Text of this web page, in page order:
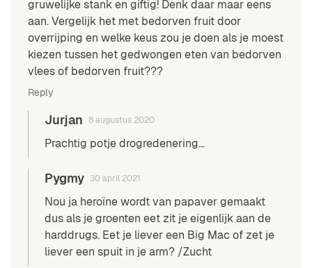
gruwelijke stank en giftig! Denk daar maar eens
aan. Vergelijk het met bedorven fruit door
overrijping en welke keus zou je doen als je moest
kiezen tussen het gedwongen eten van bedorven
vlees of bedorven fruit???
Reply
Jurjan 8 augustus 2020
Prachtig potje drogredenering…
Pygmy 30 april 2021
Nou ja heroïne wordt van papaver gemaakt
dus als je groenten eet zit je eigenlijk aan de
harddrugs. Eet je liever een Big Mac of zet je
liever een spuit in je arm? /Zucht